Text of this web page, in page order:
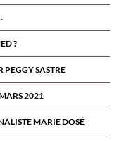
?
SASTRE
2021
MARIE DOSÉ